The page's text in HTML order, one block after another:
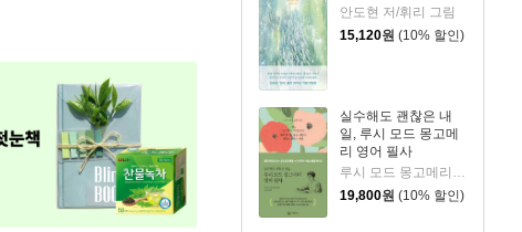
안도현 저/휘리 그림
15,120원 (10% 할인)
실수해도 괜찮은 내
일, 루시 모드 몽고메
리 영어 필사
루시 모드 몽고메리 저/이루리 편역
19,800원 (10% 할인)